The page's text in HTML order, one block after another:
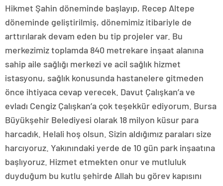
Hikmet Şahin döneminde başlayıp, Recep Altepe
döneminde geliştirilmiş, dönemimiz itibariyle de
arttırılarak devam eden bu tip projeler var. Bu
merkezimiz toplamda 840 metrekare inşaat alanına
sahip aile sağlığı merkezi ve acil sağlık hizmet
istasyonu, sağlık konusunda hastanelere gitmeden
önce ihtiyaca cevap verecek. Davut Çalışkan’a ve
evladı Cengiz Çalışkan’a çok teşekkür ediyorum. Bursa
Büyükşehir Belediyesi olarak 18 milyon küsur para
harcadık. Helali hoş olsun. Sizin aldığımız paraları size
harcıyoruz. Yakınındaki yerde de 10 gün park inşaatına
başlıyoruz. Hizmet etmekten onur ve mutluluk
duyduğum bu kutlu şehirde Allah bu görev kapısını